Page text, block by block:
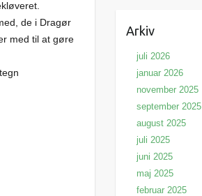
de i Dragør
med til at gøre
Arkiv
juli 2026
januar 2026
november 2025
september 2025
august 2025
juli 2025
juni 2025
maj 2025
februar 2025